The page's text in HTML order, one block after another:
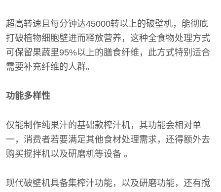
超高转速且每分钟达45000转以上的破壁机，能彻底
打破植物细胞壁进而释放营养，这种全食物处理方式
可保留果蔬里95%以上的膳食纤维，此方式特别适合
需要补充纤维的人群。
功能多样性
仅能制作纯果汁的基础款榨汁机，其功能会相对单
一，消费者若要满足其他食材处理需求，还得额外去
购买搅拌机以及研磨机等设备 。
现代破壁机具备集榨汁功能，以及研磨功能，还有搅